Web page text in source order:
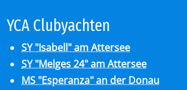
YCA Club­y­ach­ten
SY "Isabell" am Attersee
SY "Melges 24" am Attersee
MS "Esperanza" an der Donau